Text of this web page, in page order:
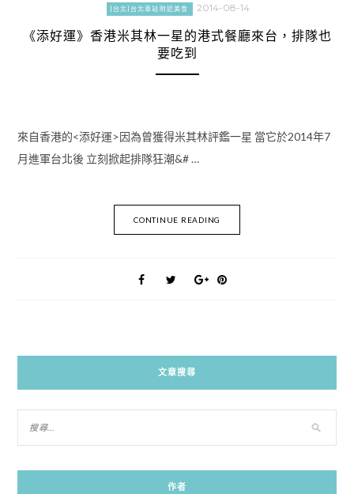
[台北]台北車站附近美食 2014-08-14
《添好運》香港米其林一星的港式餐廳來台，排隊也
要吃到
來自香港的<添好運>因為曾獲得米其林評鑑一星 當它於2014年7
月進軍台北後 立刻掀起排隊狂潮&# …
CONTINUE READING
文章搜尋
作者